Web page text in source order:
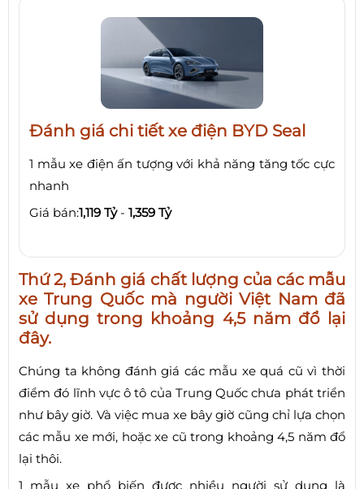
Đánh giá chi tiết xe điện BYD Seal
1 mẫu xe điện ấn tượng với khả năng tăng tốc cực
nhanh
Giá bán:1,119 Tỷ - 1,359 Tỷ
Thứ 2, Đánh giá chất lượng của các mẫu
xe Trung Quốc mà người Việt Nam đã
sử dụng trong khoảng 4,5 năm đổ lại
đây.
Chúng ta không đánh giá các mẫu xe quá cũ vì thời
điểm đó lĩnh vực ô tô của Trung Quốc chưa phát triển
như bây giờ. Và việc mua xe bây giờ cũng chỉ lựa chọn
các mẫu xe mới, hoặc xe cũ trong khoảng 4,5 năm đổ
lại thôi.
1 mẫu xe phổ biến được nhiều người sử dụng là